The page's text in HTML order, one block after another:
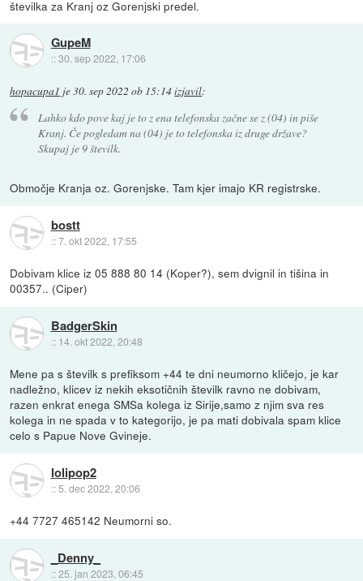
številka za Kranj oz Gorenjski predel.
GupeM
::30. sep 2022, 17:06
hopacupa1 je30. sep 2022 ob 15:14izjavil:
Lahko kdo pove kaj je to z ena telefonska začne se z (04) in piše
Kranj. Če pogledam na (04) je to telefonska iz druge države?
Skupaj je 9 številk.
Območje Kranja oz. Gorenjske. Tam kjer imajo KR registrske.
bostt
::7. okt 2022, 17:55
Dobivam klice iz 05 888 80 14 (Koper?), sem dvignil in tišina in
00357.. (Ciper)
BadgerSkin
:: 14. okt 2022, 20:48
Mene pa s številk s prefiksom +44 te dni neumorno kličejo, je kar
nadležno, klicev iz nekih eksotičnih številk ravno ne dobivam,
razen enkrat enega SMSa kolega iz Sirije,samo z njim sva res
kolega in ne spada v to kategorijo, je pa mati dobivala spam klice
celo s Papue Nove Gvineje.
lolipop2
::5. dec 2022, 20:06
+44 7727 465142 Neumorni so.
_Denny_
::25. jan 2023, 06:45